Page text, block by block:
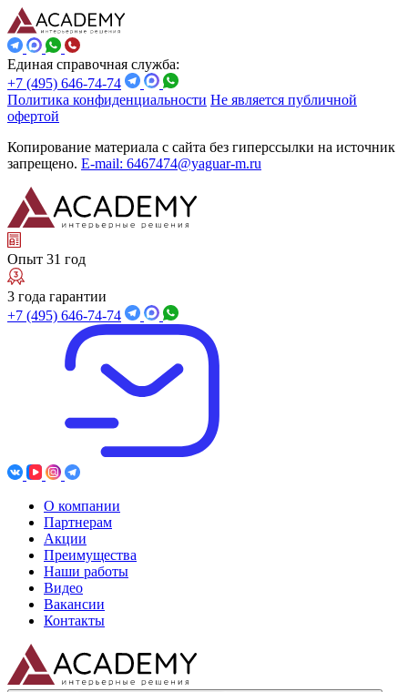
Единая справочная служба:
+7 (495) 646-74-74
Политика конфиденциальности Не является публичной
офертой
Копирование материала с сайта без гиперссылки на источник
запрещено. E-mail: 6467474@yaguar-m.ru
Опыт 31 год
3 года гарантии
+7 (495) 646-74-74
О компании
Партнерам
Акции
Преимущества
Наши работы
Видео
Вакансии
Контакты